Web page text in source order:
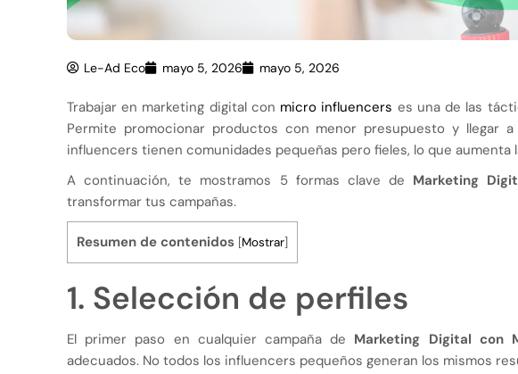
Le-Ad Eco mayo 5, 2026 mayo 5, 2026
Trabajar en marketing digital con micro influencers es una de las
Permite promocionar productos con menor presupuesto y llegar
influencers tienen comunidades pequeñas pero fieles, lo que aumenta
A continuación, te mostramos 5 formas clave de Marketing
transformar tus campañas.
Resumen de contenidos [Mostrar]
1. Selección de perfiles
El primer paso en cualquier campaña de Marketing Digital con
adecuados. No todos los influencers pequeños generan los mismos